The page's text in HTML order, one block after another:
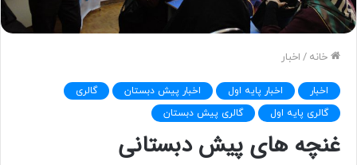
خانه / اخبار
اخبار اخبار پایه اول اخبار پیش دبستان
گالری
گالری پایه اول
گالری پیش دبستان
غنچه های پیش دبستانی